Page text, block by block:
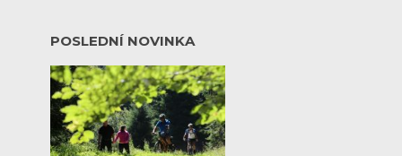
POSLEDNÍ NOVINKA